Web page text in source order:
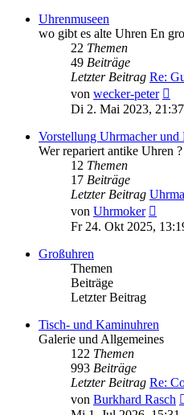
Uhrenmuseen
wo gibt es alte Uhren En
22 Themen
49 Beiträge
Letzter Beitrag Re:
von wecker-peter
Di 2. Mai 2023, 21:37
Vorstellung Uhrmacher und
Wer repariert antike Uhren ?
12 Themen
17 Beiträge
Letzter Beitrag
von Uhrmoker
Fr 24. Okt 2025,
Großuhren
Themen
Beiträge
Letzter Beitrag
Tisch- und Kaminuhren
Galerie und Allgemeines
122 Themen
993 Beiträge
Letzter Beitrag Re:
von Burkhard Rasch